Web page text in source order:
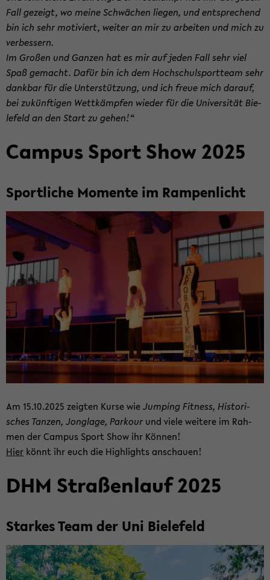
Fall ge­zeigt, wo meine Schwä­chen lie­gen, und ent­spre­chend
bin ich sehr mo­ti­viert, wei­ter an mir zu ar­bei­ten und mich zu
ver­bes­sern.
Im Gro­ßen und Gan­zen hat es mir auf jeden Fall sehr viel
Spaß ge­macht. Dafür bin ich dem Hoch­schul­sport­team sehr
dank­bar für die Un­ter­stüt­zung, und ich freue mich dar­auf,
bei zu­künf­ti­gen Wett­kämp­fen wie­der für die Uni­ver­si­tät Bie­
le­feld an den Start zu gehen!“
Cam­pus Sport Show 2025
Sport­li­che Mo­men­te im Ram­pen­licht
Am 15.10.2025 zeig­ten Kurse wieJum­ping Fit­ness, His­to­ri­
sches Tan­zen, Jon­gla­ge, Par­kour und viele wei­te­re im Rah­
men der Cam­pus Sport Show ihr Kön­nen!
Hier könnt ihr euch die High­lights an­schau­en!
DHM Stra­ßen­lauf 2025
Star­kes Team der Uni Bie­le­feld